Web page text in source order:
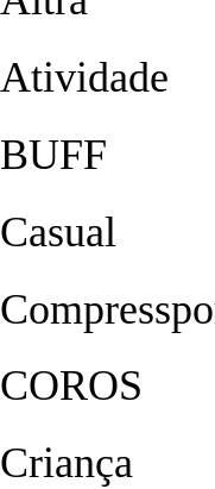
Atividade
BUFF
Casual
COROS
Criança